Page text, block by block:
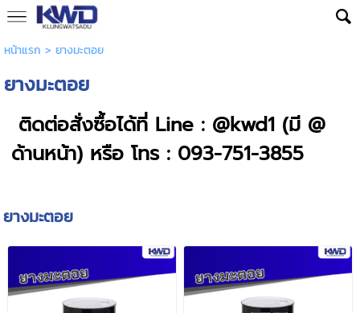
หน้าแรก > ยางมะตอย
ยางมะตอย
ติดต่อสั่งซื้อได้ที่ Line : @kwd1 (มี @
ด้านหน้า) หรือ โทร : 093-751-3855
ยางมะตอย